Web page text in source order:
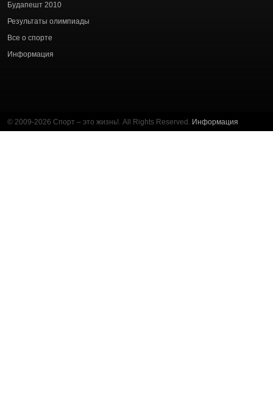
Будапешт 2010
Результаты олимпиады
Все о спорте
Информация
© 2009-2026 Спорт – это жизнь!. All Rights Reserved. Информация